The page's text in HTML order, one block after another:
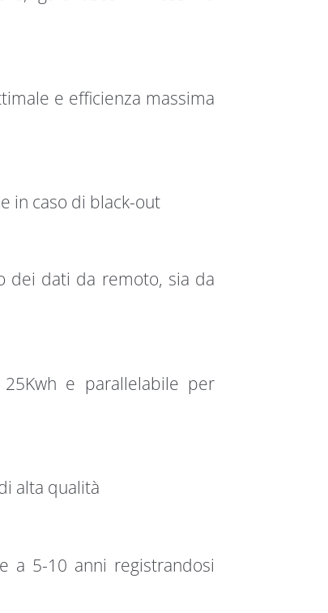
e efficienza massima
in caso di black-out
dei dati da remoto, sia da
e parallelabile per
alta qualità
a 5-10 anni registrandosi